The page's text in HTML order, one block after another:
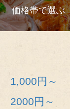
ツ
へ
ス
価格帯で選ぶ
1,000円～
2000円～